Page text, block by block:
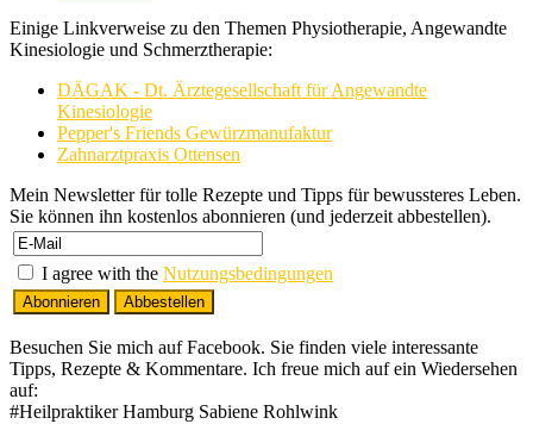
Einige Linkverweise zu den Themen Physiotherapie, Angewandte
Kinesiologie und Schmerztherapie:
DÄGAK - Dt. Ärztegesellschaft für Angewandte
Kinesiologie
Pepper's Friends Gewürzmanufaktur
Zahnarztpraxis Ottensen
Mein Newsletter für tolle Rezepte und Tipps für bewussteres Leben.
Sie können ihn kostenlos abonnieren (und jederzeit abbestellen).
I agree with the Nutzungsbedingungen
Besuchen Sie mich auf Facebook. Sie finden viele interessante
Tipps, Rezepte & Kommentare. Ich freue mich auf ein Wiedersehen
auf:
#Heilpraktiker Hamburg Sabiene Rohlwink